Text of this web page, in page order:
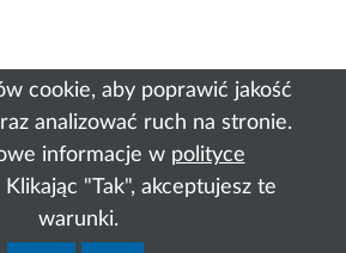
cookie, aby poprawić jakość
analizować ruch na stronie.
informacje w polityce
Klikając "Tak", akceptujesz te
warunki.